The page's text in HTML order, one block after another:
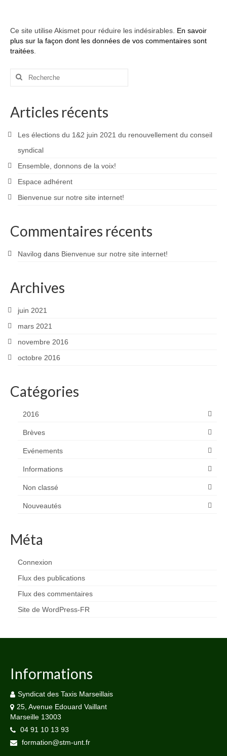
Ce site utilise Akismet pour réduire les indésirables. En savoir
plus sur la façon dont les données de vos commentaires sont
traitées
Rechercher
Articles récents
Les élections du 1&2 juin 2021 du renouvellement du conseil
syndical
Ensemble, donnons de la voix!
Espace adhérent
Bienvenue sur notre site internet!
Commentaires récents
Navilog dans Bienvenue sur notre site internet!
Archives
juin 2021
mars 2021
novembre 2016
octobre 2016
Catégories
2016
Brèves
Evénements
Informations
Non classé
Nouveautés
Méta
Connexion
Flux des publications
Flux des commentaires
Site de WordPress-FR
Informations
Syndicat des Taxis Marseillais
25, Avenue Edouard Vaillant
Marseille 13003
04 91 10 13 93
formation@stm-unt.fr